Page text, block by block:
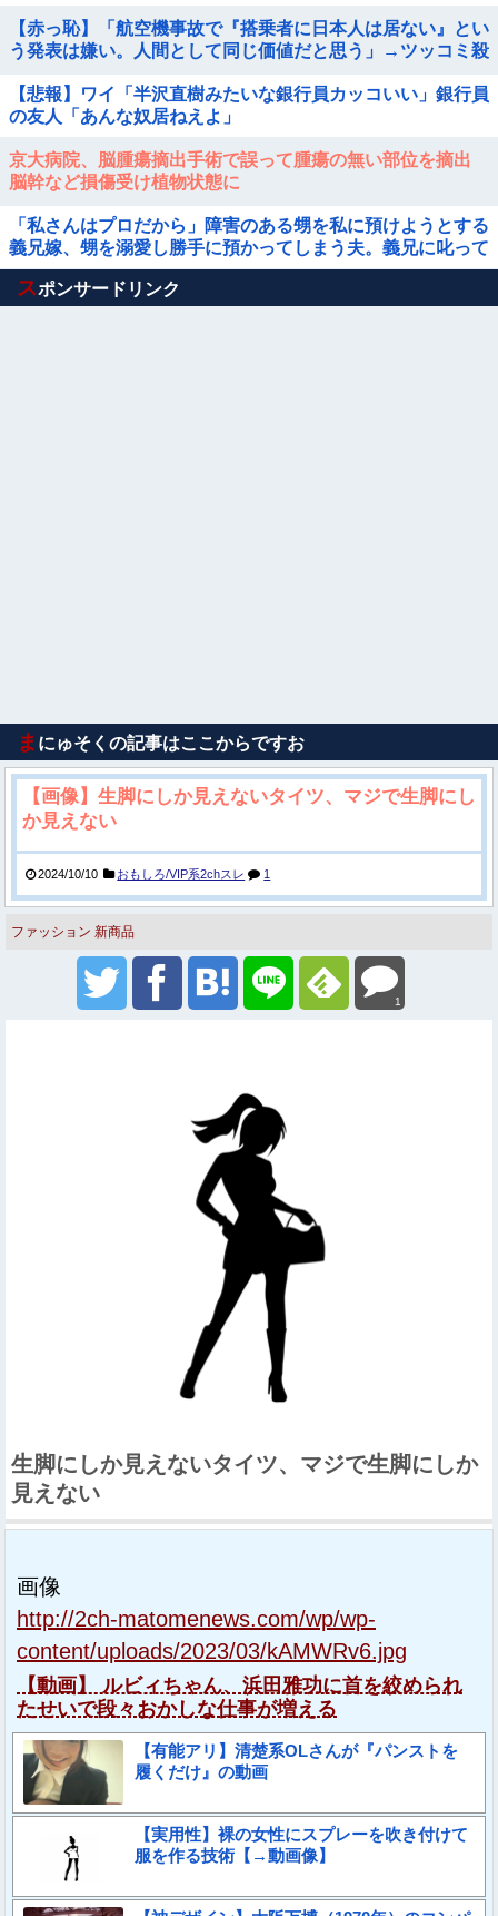
【赤っ恥】「航空機事故で『搭乗者に日本人は居ない』とい
う発表は嫌い。人間として同じ価値だと思う」→ツッコミ殺
【悲報】ワイ「半沢直樹みたいな銀行員カッコいい」銀行員
の友人「あんな奴居ねえよ」
京大病院、脳腫瘍摘出手術で誤って腫瘍の無い部位を摘出
脳幹など損傷受け植物状態に
「私さんはプロだから」障害のある甥を私に預けようとする
義兄嫁、甥を溺愛し勝手に預かってしまう夫。義兄に叱って
もらっても「兄貴より俺になついてるのが面白くないのか
な」だって
Powered by livedoor 相互RSS
スポンサードリンク
ま にゅそくの記事はここからですお
【画像】生脚にしか見えないタイツ、マジで生脚にし
か見えない
2024/10/10 おもしろ/VIP系2chスレ 1
ファッション 新商品
1
生脚にしか見えないタイツ、マジで生脚にしか
見えない
画像
http://2ch-matomenews.com/wp/wp-
content/uploads/2023/03/kAMWRv6.jpg
【動画】 ルビィちゃん、浜田雅功に首を絞められ
たせいで段々おかしな仕事が増える
【有能アリ】清楚系OLさんが『パンストを
履くだけ』の動画
【実用性】裸の女性にスプレーを吹き付けて
服を作る技術【→動画像】